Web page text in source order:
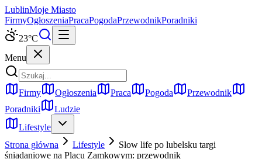
LublinMoje Miasto
FirmyOgłoszeniaPracaPogodaPrzewodnikPoradniki
23°C
Menu
Firmy Ogłoszenia Praca Pogoda
Przewodnik
Poradniki
Ludzie
Lifestyle
Strona główna
Lifestyle
Slow life po lubelsku targi
śniadaniowe na Placu Zamkowym: przewodnik